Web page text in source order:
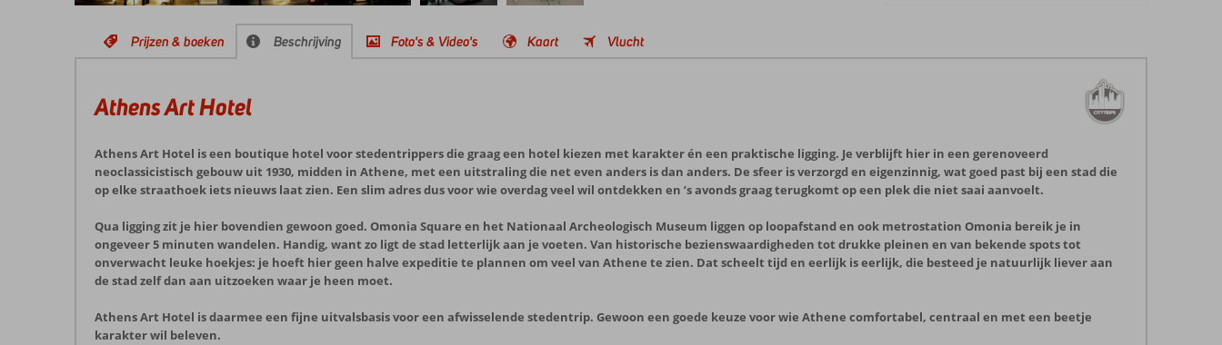
Prijzen & boeken Beschrijving Foto's & Video's Kaart Vlucht
Athens Art Hotel
Athens Art Hotel is een boutique hotel voor stedentrippers die graag een hotel kiezen met karakter én een praktische ligging. Je verblijft hier in een gerenoveerd
neoclassicistisch gebouw uit 1930, midden in Athene, met een uitstraling die net even anders is dan anders. De sfeer is verzorgd en eigenzinnig, wat goed past bij een stad die
op elke straathoek iets nieuws laat zien. Een slim adres dus voor wie overdag veel wil ontdekken en ’s avonds graag terugkomt op een plek die niet saai aanvoelt.
Qua ligging zit je hier bovendien gewoon goed. Omonia Square en het Nationaal Archeologisch Museum liggen op loopafstand en ook metrostation Omonia bereik je in
ongeveer 5 minuten wandelen. Handig, want zo ligt de stad letterlijk aan je voeten. Van historische bezienswaardigheden tot drukke pleinen en van bekende spots tot
onverwacht leuke hoekjes: je hoeft hier geen halve expeditie te plannen om veel van Athene te zien. Dat scheelt tijd en eerlijk is eerlijk, die besteed je natuurlijk liever aan
de stad zelf dan aan uitzoeken waar je heen moet.
Athens Art Hotel is daarmee een fijne uitvalsbasis voor een afwisselende stedentrip. Gewoon een goede keuze voor wie Athene comfortabel, centraal en met een beetje
karakter wil beleven.